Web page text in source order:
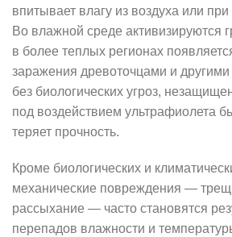
впитывает влагу из воздуха или при
Во влажной среде активизируются
в более теплых регионах
заражения древоточцами и
без биологических угроз,
под воздействием ультрафиолета
теряет прочность.
Кроме биологических и
механические повреждения —
рассыхание — часто становятся
перепадов влажности и